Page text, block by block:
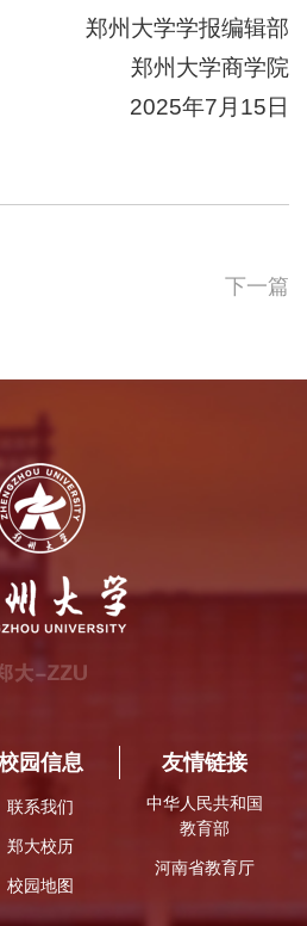
郑州大学学报编辑部
郑州大学商学院
2025年7月15日
下一篇
园信息
联系我们
郑大校历
校园地图
友情链接
中华人民共和国
教育部
河南省教育厅